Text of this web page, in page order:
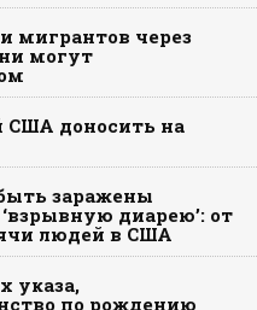
мигрантов через
могут
США доносить на
заражены
диарею’: от
людей в США
указа,
по рождению